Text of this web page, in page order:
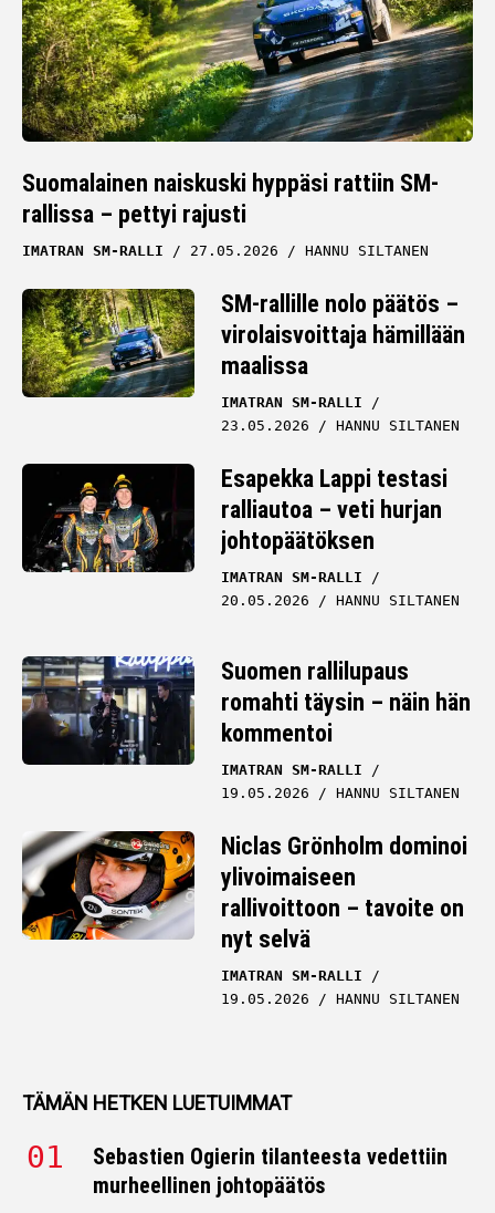
Suomalainen naiskuski hyppäsi rattiin SM-
rallissa – pettyi rajusti
IMATRAN SM-RALLI 27.05.2026 HANNU SILTANEN
SM-rallille nolo päätös –
virolaisvoittaja hämillään
maalissa
IMATRAN SM-RALLI
23.05.2026
HANNU SILTANEN
Esapekka Lappi testasi
ralliautoa – veti hurjan
johtopäätöksen
IMATRAN SM-RALLI
20.05.2026
HANNU SILTANEN
Suomen rallilupaus
romahti täysin – näin hän
kommentoi
IMATRAN SM-RALLI
19.05.2026
HANNU SILTANEN
Niclas Grönholm dominoi
ylivoimaiseen
rallivoittoon – tavoite on
nyt selvä
IMATRAN SM-RALLI
19.05.2026
HANNU SILTANEN
TÄMÄN HETKEN LUETUIMMAT
Sebastien Ogierin tilanteesta vedettiin
murheellinen johtopäätös